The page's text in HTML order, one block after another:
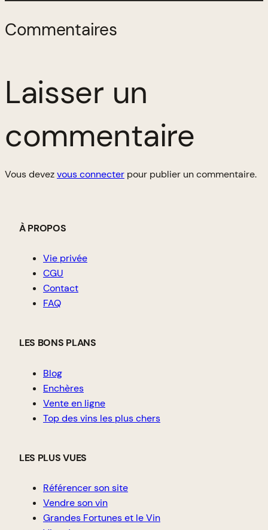
Commentaires
Laisser un
commentaire
Vous devezvous connecter pour publier un commentaire.
À PROPOS
Vie privée
CGU
Contact
FAQ
LES BONS PLANS
Blog
Enchères
Vente en ligne
Top des vins les plus chers
LES PLUS VUES
Référencer son site
Vendre son vin
Grandes Fortunes et le Vin